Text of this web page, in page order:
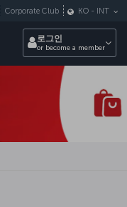
Corporate Club KO - INT
로그인
or become a member